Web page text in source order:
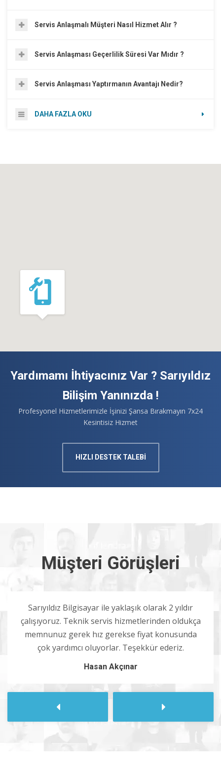
Servis Anlaşmalı Müşteri Nasıl Hizmet Alır ?
Servis Anlaşması Geçerlilik Süresi Var Mıdır ?
Servis Anlaşması Yaptırmanın Avantajı Nedir?
DAHA FAZLA OKU
Yardımamı İhtiyacınız Var ? Sarıyıldız
Bilişim Yanınızda !
Profesyonel Hizmetlerimizle İşinizi Şansa Bırakmayın 7x24
Kesintisiz Hizmet
HIZLI DESTEK TALEBİ
Müşteri Görüşleri
Sarıyıldız Bilgisayar ile yaklaşık olarak 2 yıldır
çalışıyoruz. Teknik servis hizmetlerinden oldukça
memnunuz gerek hız gerekse fiyat konusunda
çok yardımcı oluyorlar. Teşekkür ederiz.
Hasan Akçınar